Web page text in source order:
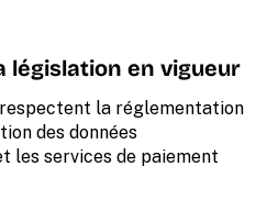
législation en vigueur
la réglementation
des données
les services de paiement